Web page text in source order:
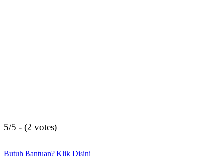
5/5 - (2 votes)
Butuh Bantuan? Klik Disini